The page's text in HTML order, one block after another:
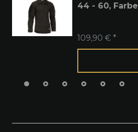
44 - 60,
109,90 € *